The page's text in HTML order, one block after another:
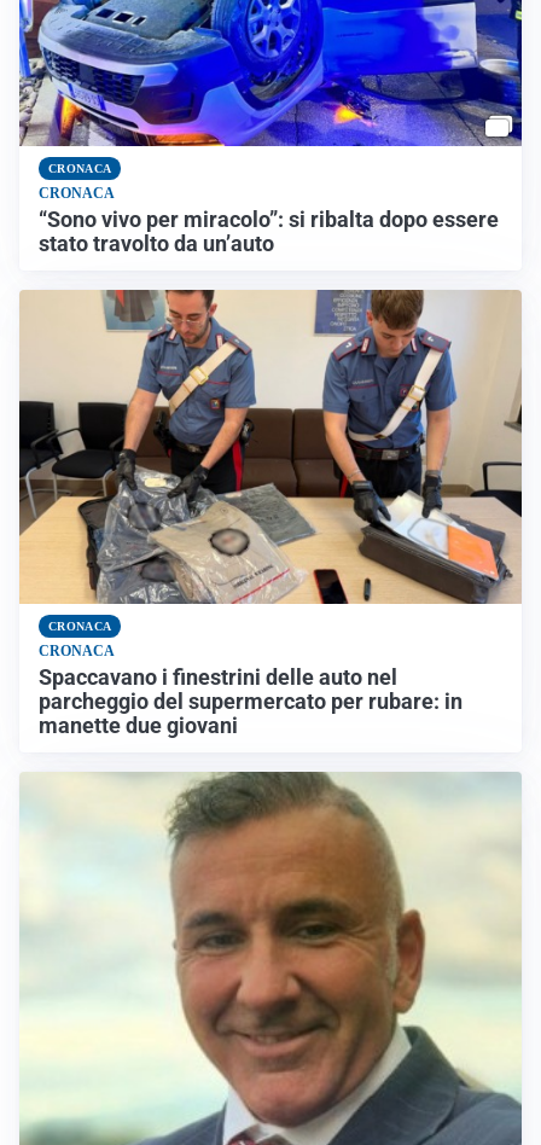
CRONACA
CRONACA
“Sono vivo per miracolo”: si ribalta dopo essere
stato travolto da un’auto
CRONACA
CRONACA
Spaccavano i finestrini delle auto nel
parcheggio del supermercato per rubare: in
manette due giovani